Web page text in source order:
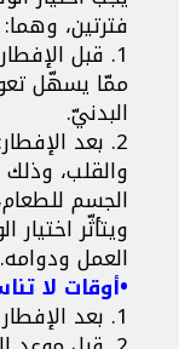
فترتين، وهما:
1. قبل
ممّا يسهّل
البدنيّ.
2. بعد
والقلب،
الجسم
ويتأثّر
العمل ودوامه.
•أوقات لا
1. بعد الإفطار مباشرةً أو بوقت قليل: لأنّ الجهاز الهضميّ يعمل في هذا الوقت، وقد تعيق الرياضة عملية الهضم السليمة.